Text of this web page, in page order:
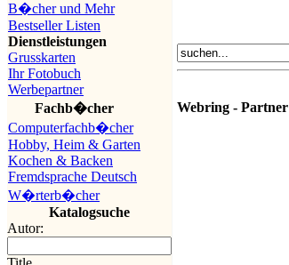
B�cher und Mehr
Bestseller Listen
Dienstleistungen
Grusskarten
Ihr Fotobuch
Werbepartner
Fachb�cher
Computerfachb�cher
Hobby, Heim & Garten
Kochen & Backen
Fremdsprache Deutsch
W�rterb�cher
Katalogsuche
Autor:
Webring - Partner